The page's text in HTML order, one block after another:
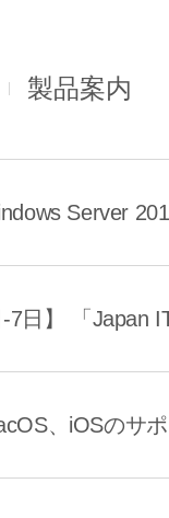
製品案内
Server
-7日】 「Japan
、iOSのサ